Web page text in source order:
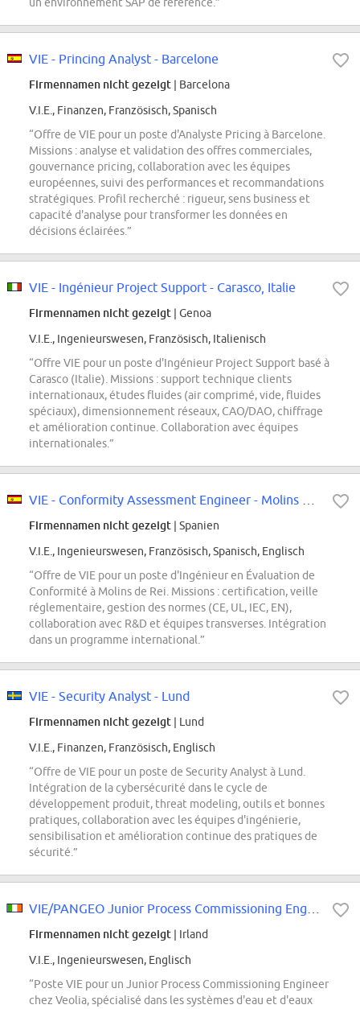
VIE - Princing Analyst - Barcelone
Firmennamen nicht gezeigt | Barcelona
V.I.E., Finanzen, Französisch, Spanisch
“Offre de VIE pour un poste d'Analyste Pricing à Barcelone.
Missions : analyse et validation des offres commerciales,
gouvernance pricing, collaboration avec les équipes
européennes, suivi des performances et recommandations
stratégiques. Profil recherché : rigueur, sens business et
capacité d'analyse pour transformer les données en
décisions éclairées.”
VIE - Ingénieur Project Support - Carasco, Italie
Firmennamen nicht gezeigt | Genoa
V.I.E., Ingenieurswesen, Französisch, Italienisch
“Offre VIE pour un poste d'Ingénieur Project Support basé à
Carasco (Italie). Missions : support technique clients
internationaux, études fluides (air comprimé, vide, fluides
spéciaux), dimensionnement réseaux, CAO/DAO, chiffrage
et amélioration continue. Collaboration avec équipes
internationales.”
Firmennamen nicht gezeigt | Spanien
V.I.E., Ingenieurswesen, Französisch, Spanisch, Englisch
“Offre de VIE pour un poste d'Ingénieur en Évaluation de
Conformité à Molins de Rei. Missions : certification, veille
réglementaire, gestion des normes (CE, UL, IEC, EN),
collaboration avec R&D et équipes transverses. Intégration
dans un programme international.”
VIE - Security Analyst - Lund
Firmennamen nicht gezeigt | Lund
V.I.E., Finanzen, Französisch, Englisch
“Offre de VIE pour un poste de Security Analyst à Lund.
Intégration de la cybersécurité dans le cycle de
développement produit, threat modeling, outils et bonnes
pratiques, collaboration avec les équipes d'ingénierie,
sensibilisation et amélioration continue des pratiques de
sécurité.”
Firmennamen nicht gezeigt | Irland
V.I.E., Ingenieurswesen, Englisch
“Poste VIE pour un Junior Process Commissioning Engineer
chez Veolia, spécialisé dans les systèmes d'eau et d'eaux